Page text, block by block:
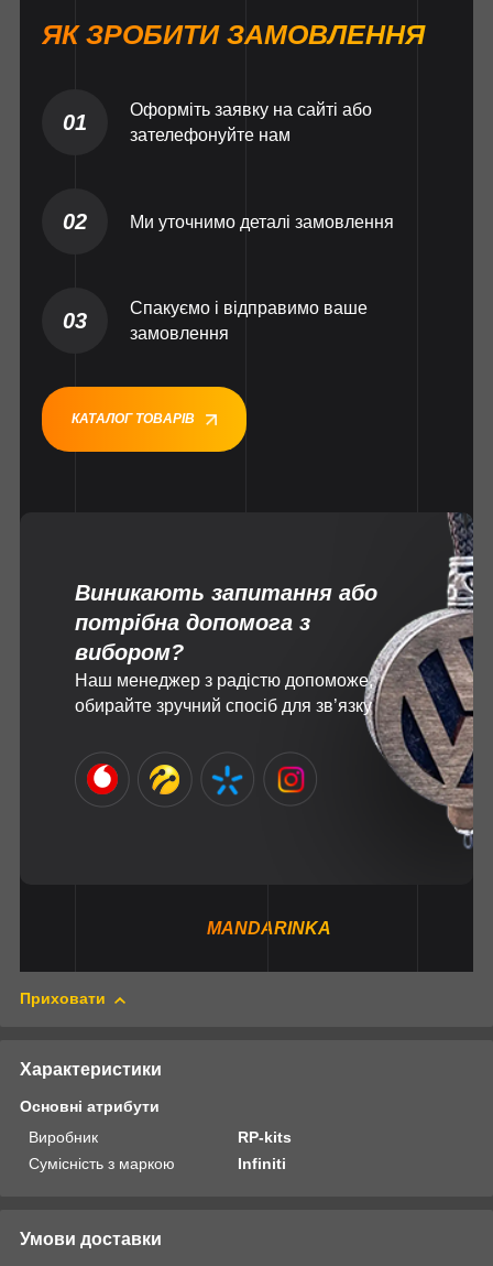
ЯК ЗРОБИТИ ЗАМОВЛЕННЯ
01
Оформіть заявку на сайті або
зателефонуйте нам
02 Ми уточнимо деталі замовлення
03
Спакуємо і відправимо ваше
замовлення
КАТАЛОГ ТОВАРІВ
Виникають запитання або
потрібна допомога з
вибором?
Наш менеджер з радістю допоможе,
обирайте зручний спосіб для зв’язку
MANDARINKA
Приховати
Характеристики
Основні атрибути
Виробник
RP-kits
Сумісність з маркою
Infiniti
Умови доставки